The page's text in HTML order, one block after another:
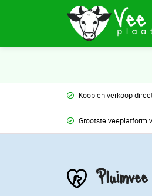
Koop en verkoop
Grootste veeplatform
Pluimvee